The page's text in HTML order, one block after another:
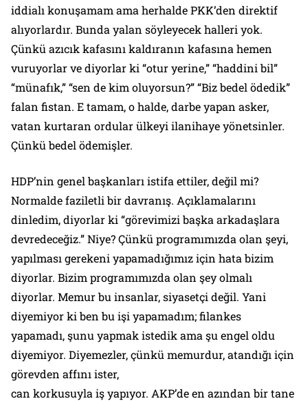
iddialı konuşamam ama herhalde PKK’den direktif
alıyorlardır. Bunda yalan söyleyecek halleri yok.
Çünkü azıcık kafasını kaldıranın kafasına hemen
vuruyorlar ve diyorlar ki “otur yerine,” “haddini bil”
“münafık,” “sen de kim oluyorsun?” “Biz bedel ödedik”
falan fistan. E tamam, o halde, darbe yapan asker,
vatan kurtaran ordular ülkeyi ilanihaye yönetsinler.
Çünkü bedel ödemişler.
HDP’nin genel başkanları istifa ettiler, değil mi?
Normalde faziletli bir davranış. Açıklamalarını
dinledim, diyorlar ki “görevimizi başka arkadaşlara
devredeceğiz.” Niye? Çünkü programımızda olan şeyi,
yapılması gerekeni yapamadığımız için hata bizim
diyorlar. Bizim programımızda olan şey olmalı
diyorlar. Memur bu insanlar, siyasetçi değil. Yani
diyemiyor ki ben bu işi yapamadım; filankes
yapamadı, şunu yapmak istedik ama şu engel oldu
diyemiyor. Diyemezler, çünkü memurdur, atandığı için
görevden affını ister,
can korkusuyla iş yapıyor. AKP’de en azından bir tane